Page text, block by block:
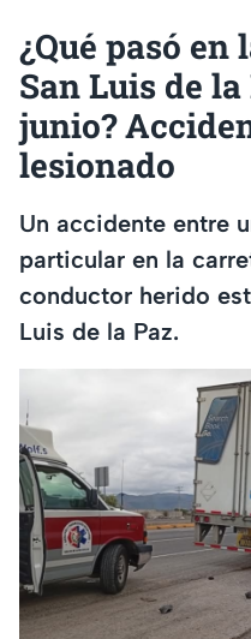
¿Qué pasó en
San Luis de la
junio?
lesionado
Un accidente entre
particular en la
conductor herido
Luis de la Paz.